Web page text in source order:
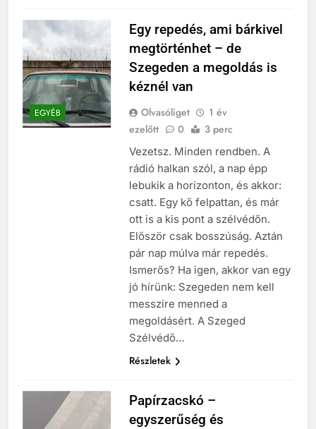
EGYÉB
Egy repedés, ami bárkivel
megtörténhet – de
Szegeden a megoldás is
kéznél van
Olvasóliget
1 év
ezelőtt
0 3 perc
Vezetsz. Minden rendben. A
rádió halkan szól, a nap épp
lebukik a horizonton, és akkor:
csatt. Egy kő felpattan, és már
ott is a kis pont a szélvédőn.
Először csak bosszúság. Aztán
pár nap múlva már repedés.
Ismerős? Ha igen, akkor van egy
jó hírünk: Szegeden nem kell
messzire menned a
megoldásért. A Szeged
Szélvédő…
Részletek
Papírzacskó –
egyszerűség és